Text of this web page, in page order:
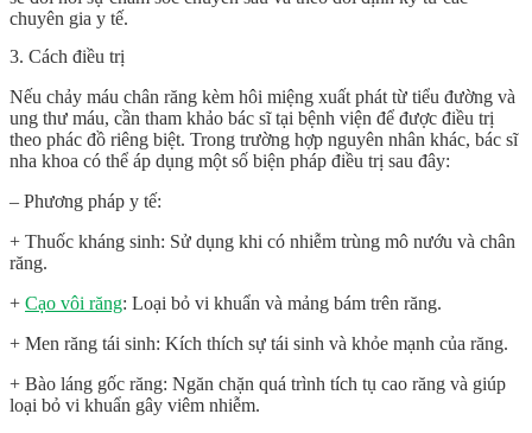
chuyên gia y tế.
3. Cách điều trị
Nếu chảy máu chân răng kèm hôi miệng xuất phát từ tiểu đường và
ung thư máu, cần tham khảo bác sĩ tại bệnh viện để được điều trị
theo phác đồ riêng biệt. Trong trường hợp nguyên nhân khác, bác sĩ
nha khoa có thể áp dụng một số biện pháp điều trị sau đây:
– Phương pháp y tế:
+ Thuốc kháng sinh: Sử dụng khi có nhiễm trùng mô nướu và chân
răng.
+ Cạo vôi răng: Loại bỏ vi khuẩn và mảng bám trên răng.
+ Men răng tái sinh: Kích thích sự tái sinh và khỏe mạnh của răng.
+ Bào láng gốc răng: Ngăn chặn quá trình tích tụ cao răng và giúp
loại bỏ vi khuẩn gây viêm nhiễm.